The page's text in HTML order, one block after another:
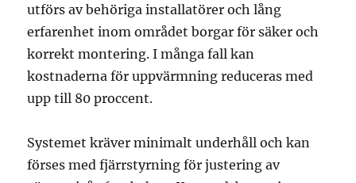
utförs av behöriga installatörer och lång
erfarenhet inom området borgar för säker och
korrekt montering. I många fall kan
kostnaderna för uppvärmning reduceras med
upp till 80 proccent.
Systemet kräver minimalt underhåll och kan
förses med fjärrstyrning för justering av